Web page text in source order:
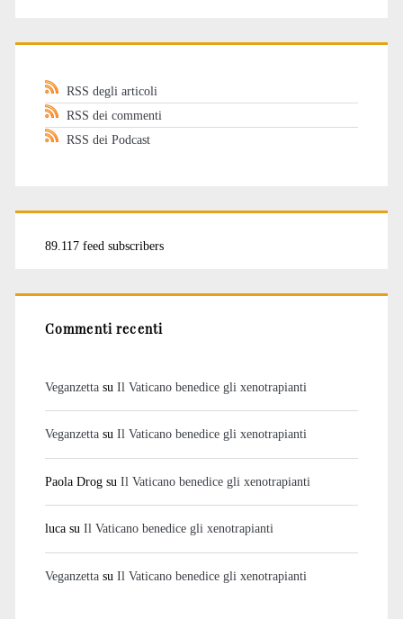
RSS degli articoli
RSS dei commenti
RSS dei Podcast
89.117 feed subscribers
Commenti recenti
Veganzettasu Il Vaticano benedice gli xenotrapianti
Veganzettasu Il Vaticano benedice gli xenotrapianti
Paola Drogsu Il Vaticano benedice gli xenotrapianti
lucasu Il Vaticano benedice gli xenotrapianti
Veganzettasu Il Vaticano benedice gli xenotrapianti